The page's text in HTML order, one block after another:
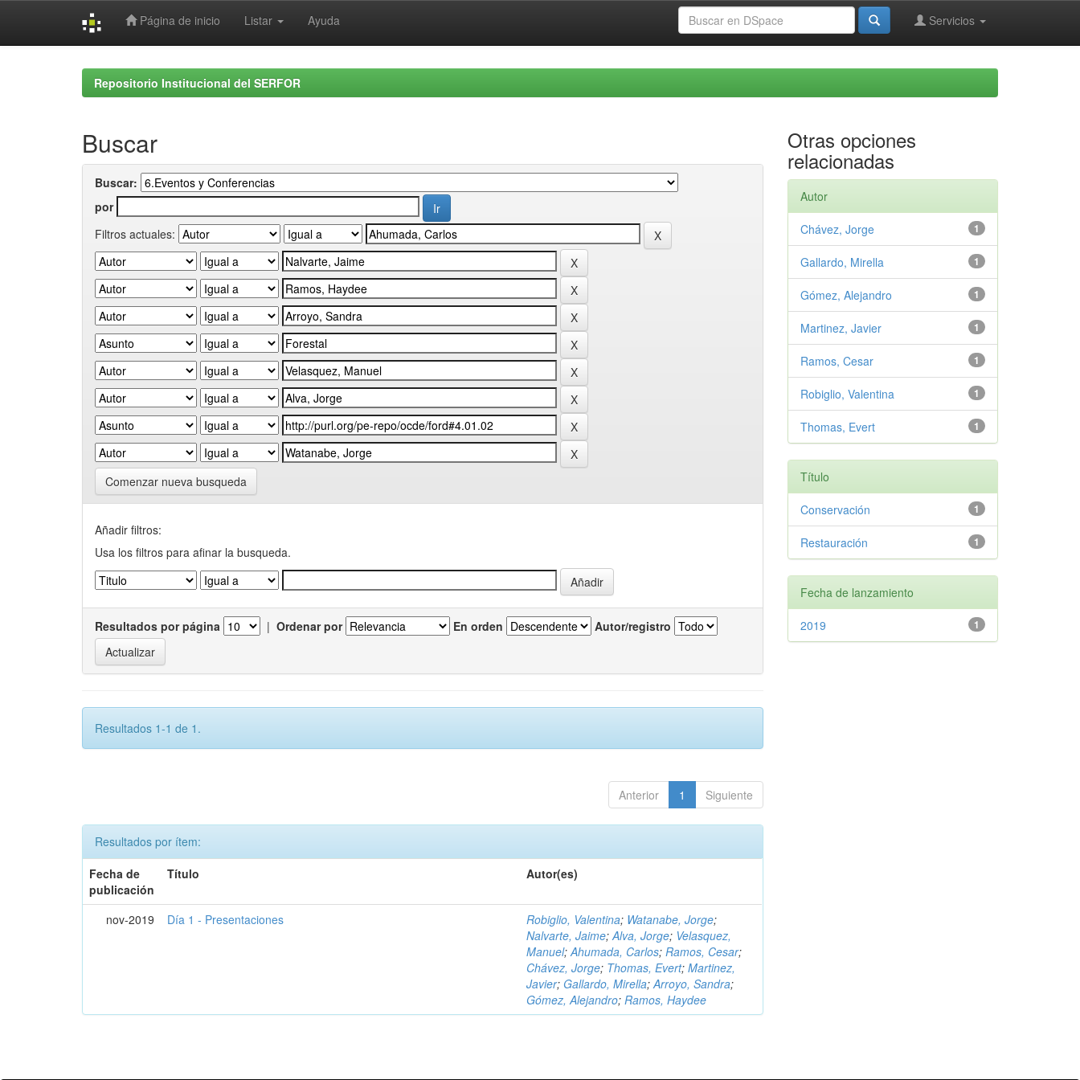
Página de inicio Listar Ayuda Servicios
Repositorio Institucional del SERFOR
Buscar
Buscar:
por
Filtros actuales:
Comenzar nueva busqueda
Añadir filtros:
Usa los filtros para afinar la busqueda.
Resultados por página | Ordenar por En orden Autor/registro
Resultados 1-1 de 1.
Anterior 1 Siguiente
Resultados por ítem:
Fecha de
publicación
Título Autor(es)
nov-2019 Día 1 - Presentaciones Robiglio, Valentina; Watanabe, Jorge;
Nalvarte, Jaime;Alva, Jorge; Velasquez,
Manuel;Ahumada, Carlos;Ramos, Cesar;
Chávez, Jorge; Thomas, Evert;Martinez,
Javier; Gallardo, Mirella;Arroyo, Sandra;
Gómez, Alejandro;Ramos, Haydee
Otras opciones
relacionadas
Autor
1
Chávez, Jorge
1
Gallardo, Mirella
1
Gómez, Alejandro
1
Martinez, Javier
1
Ramos, Cesar
1
Robiglio, Valentina
1
Thomas, Evert
Título
1
Conservación
1
Restauración
Fecha de lanzamiento
1
2019